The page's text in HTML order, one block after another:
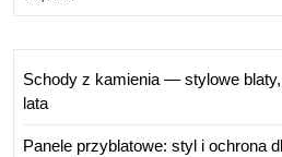
Schody z kamienia — stylowe
lata
Panele przyblatowe: styl i ochrona